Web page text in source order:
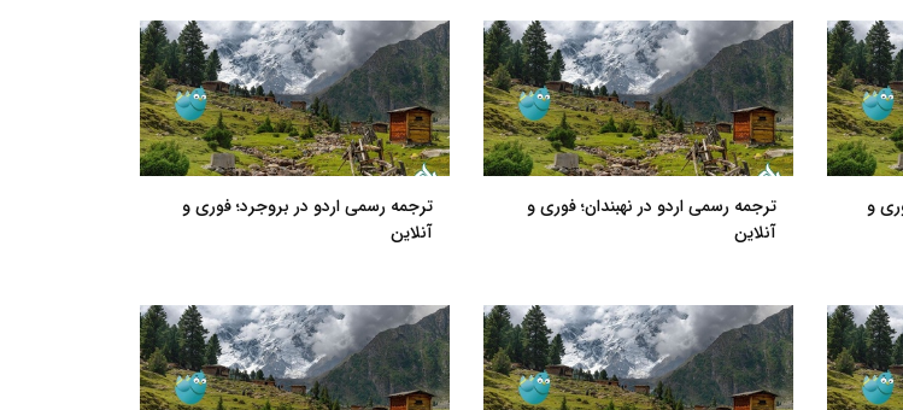
و
ترجمه رسمی اردو در نهبندان؛ فوری و
آنلاین
ترجمه رسمی اردو در بروجرد؛ فوری و
آنلاین